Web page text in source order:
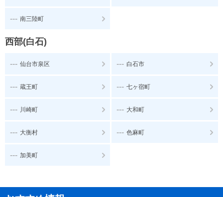
--- 南三陸町
西部(白石)
--- 仙台市泉区 --- 白石市
--- 蔵王町 --- 七ヶ宿町
--- 川崎町 --- 大和町
--- 大衡村 --- 色麻町
--- 加美町